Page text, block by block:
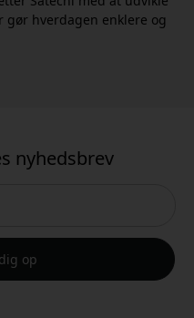
gør hverdagen enklere og
nyhedsbrev
op